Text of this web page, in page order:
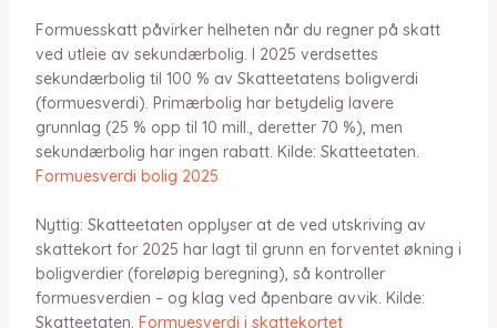
Formuesskatt påvirker helheten når du regner på skatt
ved utleie av sekundærbolig. I 2025 verdsettes
sekundærbolig til 100 % av Skatteetatens boligverdi
(formuesverdi). Primærbolig har betydelig lavere
grunnlag (25 % opp til 10 mill., deretter 70 %), men
sekundærbolig har ingen rabatt. Kilde: Skatteetaten.
Formuesverdi bolig 2025
Nyttig: Skatteetaten opplyser at de ved utskriving av
skattekort for 2025 har lagt til grunn en forventet økning i
boligverdier (foreløpig beregning), så kontroller
formuesverdien – og klag ved åpenbare avvik. Kilde:
Skatteetaten. Formuesverdi i skattekortet